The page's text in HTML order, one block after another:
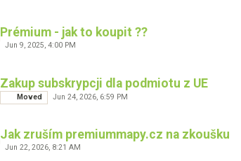
Prémium - jak to koupit ??
Jun 9, 2025, 4:00 PM
Zakup subskrypcji dla podmiotu z UE
Moved Jun 24, 2026, 6:59 PM
Jak zruším premiummapy.cz na zkoušku
Jun 22, 2026, 8:21 AM